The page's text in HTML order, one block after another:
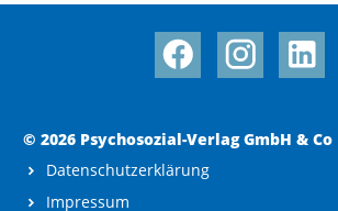
© 2026 Psychosozial-Verlag GmbH & Co
Datenschutzerklärung
Impressum